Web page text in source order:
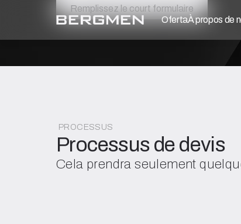
Remplissez le court formulaire
PROCESSUS
Processus de devis
Cela prendra seulement
OfertaÀ propos de